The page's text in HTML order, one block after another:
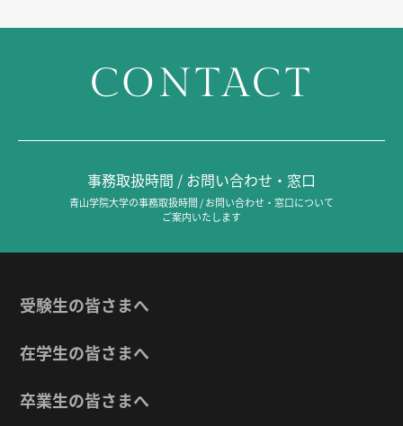
CONTACT
事務取扱時間 / お問い合わせ・窓口
青山学院大学の事務取扱時間 / お問い合わせ・窓口について
ご案内いたします
受験生の皆さまへ
在学生の皆さまへ
卒業生の皆さまへ